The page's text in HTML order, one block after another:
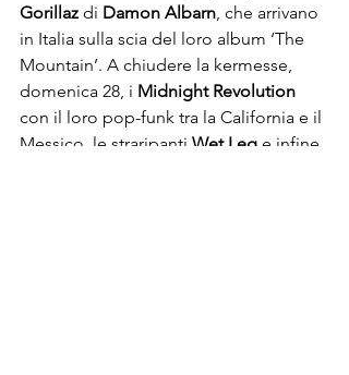
Gorillaz di Damon Albarn , che arrivano
in Italia sulla scia del loro album ‘The
Mountain’. A chiudere la kermesse,
domenica 28, i Midnight Revolution
con il loro pop-funk tra la California e il
Messico, le straripanti Wet Leg e infine